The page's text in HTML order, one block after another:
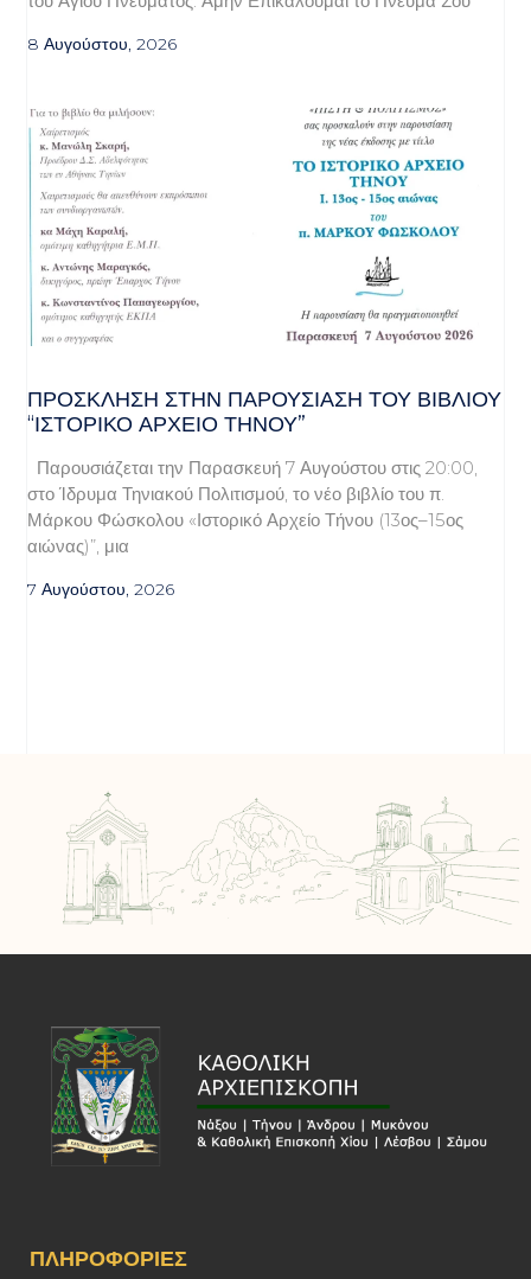
8 Αυγούστου, 2026
ΠΡΌΣΚΛΗΣΗ ΣΤΗΝ ΠΑΡΟΥΣΊΑΣΗ ΤΟΥ ΒΙΒΛΊΟΥ
“ΙΣΤΟΡΙΚΌ ΑΡΧΕΊΟ ΤΉΝΟΥ”
Παρουσιάζεται την Παρασκευή 7 Αυγούστου στις 20:00,
στο Ίδρυμα Τηνιακού Πολιτισμού, το νέο βιβλίο του π.
Μάρκου Φώσκολου «Ιστορικό Αρχείο Τήνου (13ος–15ος
αιώνας)”, μια
7 Αυγούστου, 2026
ΠΛΗΡΟΦΟΡΊΕΣ